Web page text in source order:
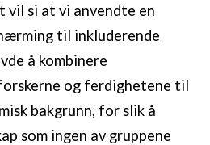
vil si at vi anvendte en
til inkluderende
å kombinere
og ferdighetene til
bakgrunn, for slik å
som ingen av gruppene